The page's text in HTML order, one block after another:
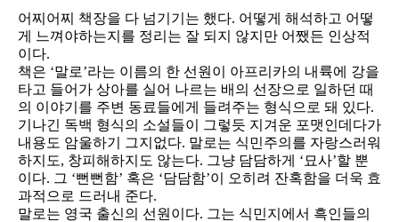
어찌어찌 책장을 다 넘기기는 했다. 어떻게 해석하고 어떻
게 느껴야하는지를 정리는 잘 되지 않지만 어쨌든 인상적
이다.
책은 ‘말로’라는 이름의 한 선원이 아프리카의 내륙에 강을
타고 들어가 상아를 실어 나르는 배의 선장으로 일하던 때
의 이야기를 주변 동료들에게 들려주는 형식으로 돼 있다.
기나긴 독백 형식의 소설들이 그렇듯 지겨운 포맷인데다가
내용도 암울하기 그지없다. 말로는 식민주의를 자랑스러워
하지도, 창피해하지도 않는다. 그냥 담담하게 ‘묘사’할 뿐
이다. 그 ‘뻔뻔함’ 혹은 ‘담담함’이 오히려 잔혹함을 더욱 효
과적으로 드러내 준다.
말로는 영국 출신의 선원이다. 그는 식민지에서 흑인들의